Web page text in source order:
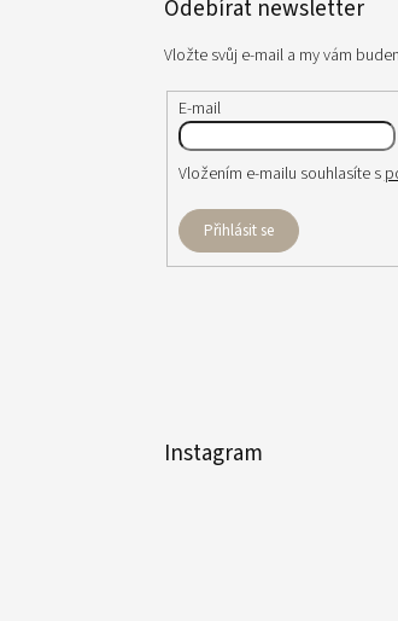
Odebírat newsletter
Vložte svůj e-mail a my vám
E-mail
Vložením e-mailu souhlasíte s
Přihlásit se
Instagram